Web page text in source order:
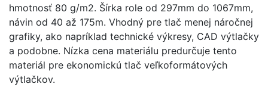
hmotnosť 80 g/m2. Šírka role od 297mm do 1067mm,
návin od 40 až 175m. Vhodný pre tlač menej náročnej
grafiky, ako napríklad technické výkresy, CAD výtlačky
a podobne. Nízka cena materiálu predurčuje tento
materiál pre ekonomickú tlač veľkoformátových
výtlačkov.